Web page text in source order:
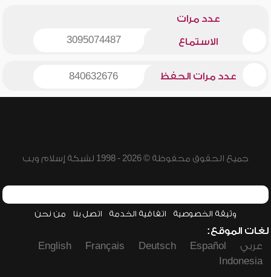
عدد مرات
الاستماع 3095074487
عدد مرات الحفظ 840632676
جميع الحقوق محفوظة © 2026 - 1998 لشبكة إسلام ويب
وثيقة الخصوصية اتفاقية الخدمة اتصل بنا من نحن
لغات الموقع:
عربي
Español
Deutsch
Français
English
Indonesia